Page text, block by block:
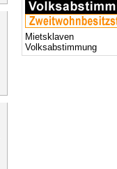
Mietsklaven
Volksabstimmung